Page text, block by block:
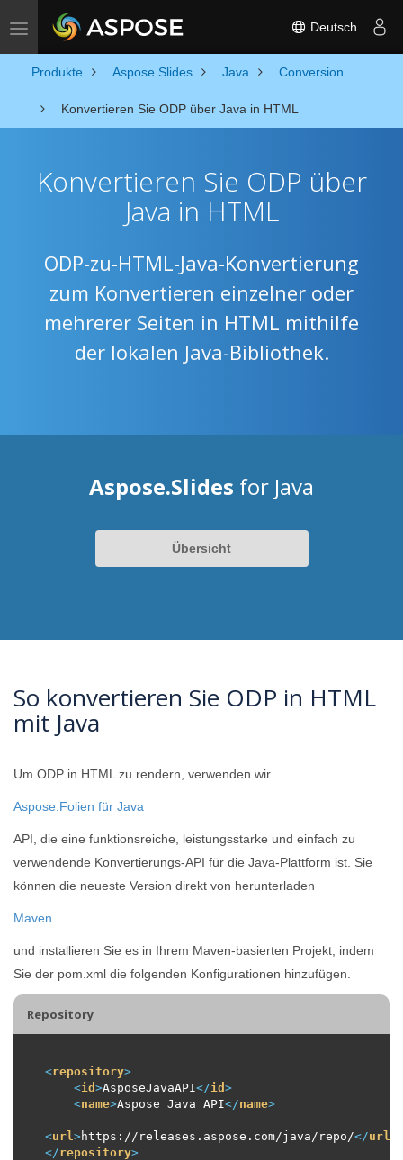
Toggle navigation Deutsch
Produkte Aspose.Slides Java Conversion
Konvertieren Sie ODP über Java in HTML
Konvertieren Sie ODP über
Java in HTML
ODP-zu-HTML-Java-Konvertierung
zum Konvertieren einzelner oder
mehrerer Seiten in HTML mithilfe
der lokalen Java-Bibliothek.
Aspose.Slides for Java
Übersicht
So konvertieren Sie ODP in HTML
mit Java
Um ODP in HTML zu rendern, verwenden wir
Aspose.Folien für Java
API, die eine funktionsreiche, leistungsstarke und einfach zu
verwendende Konvertierungs-API für die Java-Plattform ist. Sie
können die neueste Version direkt von herunterladen
Maven
und installieren Sie es in Ihrem Maven-basierten Projekt, indem
Sie der pom.xml die folgenden Konfigurationen hinzufügen.
Repository
<repository>
<id >AsposeJavaAPI</id >
<name>Aspose Java API</name>
<url >https://releases.aspose.com/java/repo/</url
</repository>